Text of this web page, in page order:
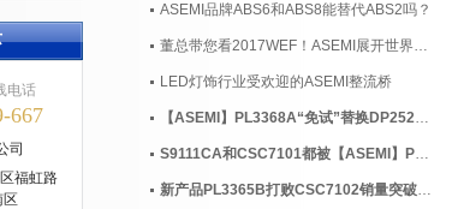
电话
667
司
福虹路
区
ASEMI品牌ABS6和ABS8能替代ABS2吗？
董总带您看2017WEF！ASEMI展开世界蓝图，首站法国！
LED灯饰行业受欢迎的ASEMI整流桥
【ASEMI】PL3368A“免试”替换DP2525E和OB25134避免走弯路，看
S9111CA和CSC7101都被【ASEMI】PL3366B替换，大浪淘沙，剩下的
新产品PL3365B打败CSC7102销量突破一亿，ASEMI靠的是啥？